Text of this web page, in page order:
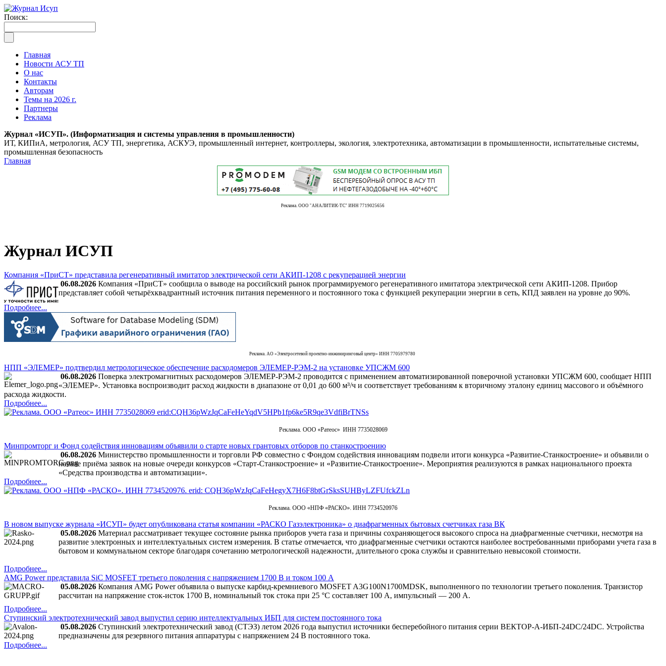
Поиск:
Главная
Новости АСУ ТП
О нас
Контакты
Авторам
Темы на 2026 г.
Партнеры
Реклама
Журнал «ИСУП». (Информатизация и системы управления в промышленности)
ИТ, КИПиА, метрология, АСУ ТП, энергетика, АСКУЭ, промышленный интернет, контроллеры, экология, электротехника, автоматизации в промышленности, испытательные системы,
промышленная безопасность
Главная
Реклама. ООО "АНАЛИТИК-ТС" ИНН 7719025656
Журнал ИСУП
Компания «ПриСТ» представила регенеративный имитатор электрической сети АКИП-1208 с рекуперацией энергии
06.08.2026 Компания «ПриСТ» сообщила о выводе на российский рынок программируемого регенеративного имитатора электрической сети АКИП-1208. Прибор
представляет собой четырёхквадрантный источник питания переменного и постоянного тока с функцией рекуперации энергии в сеть, КПД заявлен на уровне до 90%.
Подробнее...
Реклама. АО «Электросетевой проектно-инжиниринговый центр» ИНН 7705979780
НПП «ЭЛЕМЕР» подтвердил метрологическое обеспечение расходомеров ЭЛЕМЕР-РЭМ-2 на установке УПСЖМ 600
06.08.2026 Поверка электромагнитных расходомеров ЭЛЕМЕР-РЭМ-2 проводится с применением автоматизированной поверочной установки УПСЖМ 600, сообщает НПП
«ЭЛЕМЕР». Установка воспроизводит расход жидкости в диапазоне от 0,01 до 600 м³/ч и соответствует требованиям к вторичному эталону единиц массового и объёмного
расхода жидкости.
Подробнее...
Реклама. ООО «Ратеос» ИНН 7735028069
Минпромторг и Фонд содействия инновациям объявили о старте новых грантовых отборов по станкостроению
06.08.2026 Министерство промышленности и торговли РФ совместно с Фондом содействия инновациям подвели итоги конкурса «Развитие-Станкостроение» и объявили о
начале приёма заявок на новые очереди конкурсов «Старт-Станкостроение» и «Развитие-Станкостроение». Мероприятия реализуются в рамках национального проекта
«Средства производства и автоматизации».
Подробнее...
Реклама. ООО «НПФ «РАСКО». ИНН 7734520976
В новом выпуске журнала «ИСУП» будет опубликована статья компании «РАСКО Газэлектроника» о диафрагменных бытовых счетчиках газа ВК
05.08.2026 Материал рассматривает текущее состояние рынка приборов учета газа и причины сохраняющегося высокого спроса на диафрагменные счетчики, несмотря на
развитие электронных и интеллектуальных систем измерения. В статье отмечается, что диафрагменные счетчики остаются наиболее востребованными приборами учета газа в
бытовом и коммунальном секторе благодаря сочетанию метрологической надежности, длительного срока службы и сравнительно невысокой стоимости.
Подробнее...
AMG Power представила SiC MOSFET третьего поколения с напряжением 1700 В и током 100 А
05.08.2026 Компания AMG Power объявила о выпуске карбид-кремниевого MOSFET A3G100N1700MDSK, выполненного по технологии третьего поколения. Транзистор
рассчитан на напряжение сток-исток 1700 В, номинальный ток стока при 25 °C составляет 100 А, импульсный — 200 А.
Подробнее...
Ступинский электротехнический завод выпустил серию интеллектуальных ИБП для систем постоянного тока
05.08.2026 Ступинский электротехнический завод (СТЭЗ) летом 2026 года выпустил источники бесперебойного питания серии ВЕКТОР-А-ИБП-24DC/24DC. Устройства
предназначены для резервного питания аппаратуры с напряжением 24 В постоянного тока.
Подробнее...